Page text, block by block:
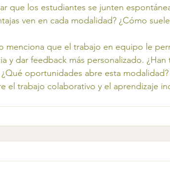
que los estudiantes se junten
ven en cada modalidad? ¿Cómo
menciona que el trabajo en equipo le
y dar feedback más personalizado. ¿Han
oportunidades abre esta
el trabajo colaborativo y el aprendizaje